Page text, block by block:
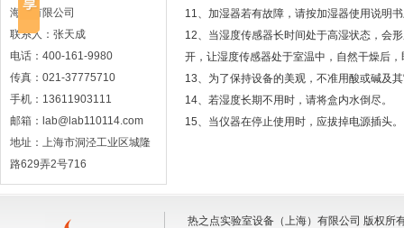
海）有限公司
联系人：张天成
电话：400-161-9980
传真：021-37775710
手机：13611903111
邮箱：lab@lab110114.com
地址：上海市洞泾工业区城隆
路629弄2号716
11、加湿器若有故障，请按加湿器使用说明
12、当湿度传感器长时间处于高湿状态，会
开，让湿度传感器处于室温中，自然干燥后
13、为了保持设备的美观，不准用酸或碱及
14、若湿度长期不用时，请将盒内水倒尽。
15、当仪器在停止使用时，应拔掉电源插头。
热之点实验室设备（上海）有限公司 版权